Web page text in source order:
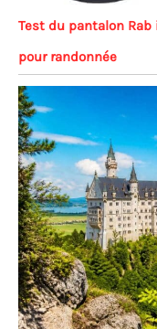
Test du pantalon
pour randonnée